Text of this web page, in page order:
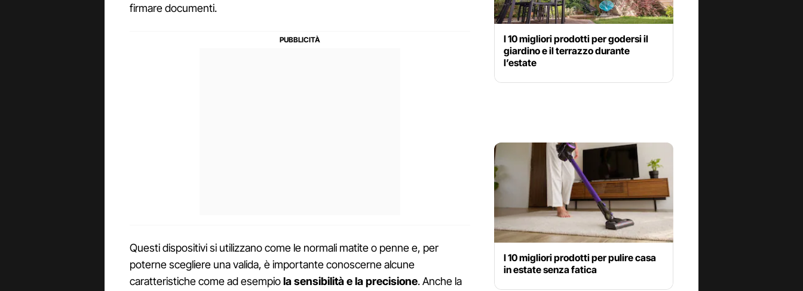
firmare documenti.
Questi dispositivi si utilizzano come le normali matite o penne e, per
poterne scegliere una valida, è importante conoscerne alcune
caratteristiche come ad esempiola sensibilità e la precisione. Anche la
I 10 migliori prodotti per godersi il
giardino e il terrazzo durante
l’estate
I 10 migliori prodotti per pulire casa
in estate senza fatica